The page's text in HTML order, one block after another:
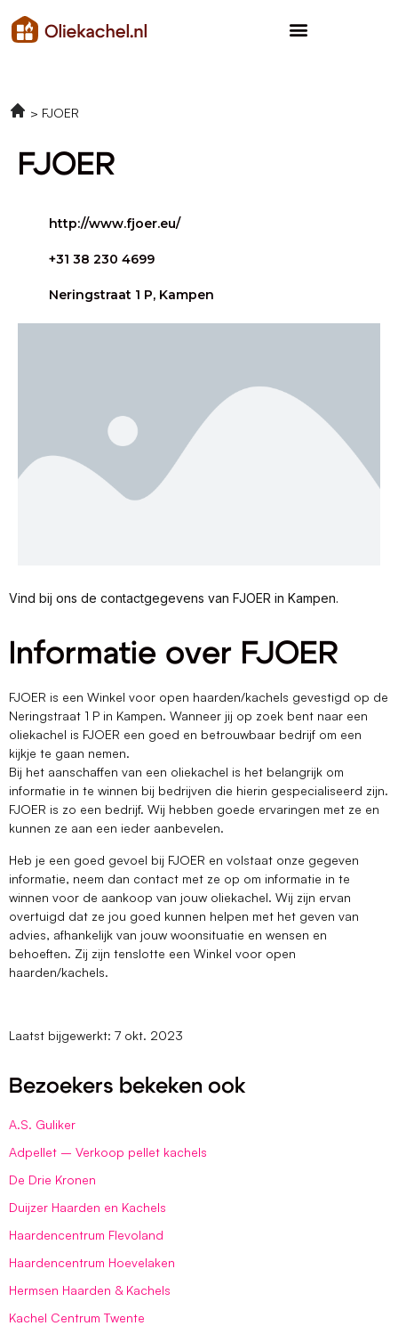
FJOER
FJOER
http://www.fjoer.eu/
+31 38 230 4699
Neringstraat 1 P, Kampen
Vind bij ons de contactgegevens van FJOER in Kampen.
Informatie over FJOER
FJOER is een Winkel voor open haarden/kachels gevestigd op de
Neringstraat 1 P in Kampen. Wanneer jij op zoek bent naar een
oliekachel is FJOER een goed en betrouwbaar bedrijf om een
kijkje te gaan nemen.
Bij het aanschaffen van een oliekachel is het belangrijk om
informatie in te winnen bij bedrijven die hierin gespecialiseerd zijn.
FJOER is zo een bedrijf. Wij hebben goede ervaringen met ze en
kunnen ze aan een ieder aanbevelen.
Heb je een goed gevoel bij FJOER en volstaat onze gegeven
informatie, neem dan contact met ze op om informatie in te
winnen voor de aankoop van jouw oliekachel. Wij zijn ervan
overtuigd dat ze jou goed kunnen helpen met het geven van
advies, afhankelijk van jouw woonsituatie en wensen en
behoeften. Zij zijn tenslotte een Winkel voor open
haarden/kachels.
Laatst bijgewerkt: 7 okt. 2023
Bezoekers bekeken ook
A.S. Guliker
Adpellet – Verkoop pellet kachels
De Drie Kronen
Duijzer Haarden en Kachels
Haardencentrum Flevoland
Haardencentrum Hoevelaken
Hermsen Haarden & Kachels
Kachel Centrum Twente